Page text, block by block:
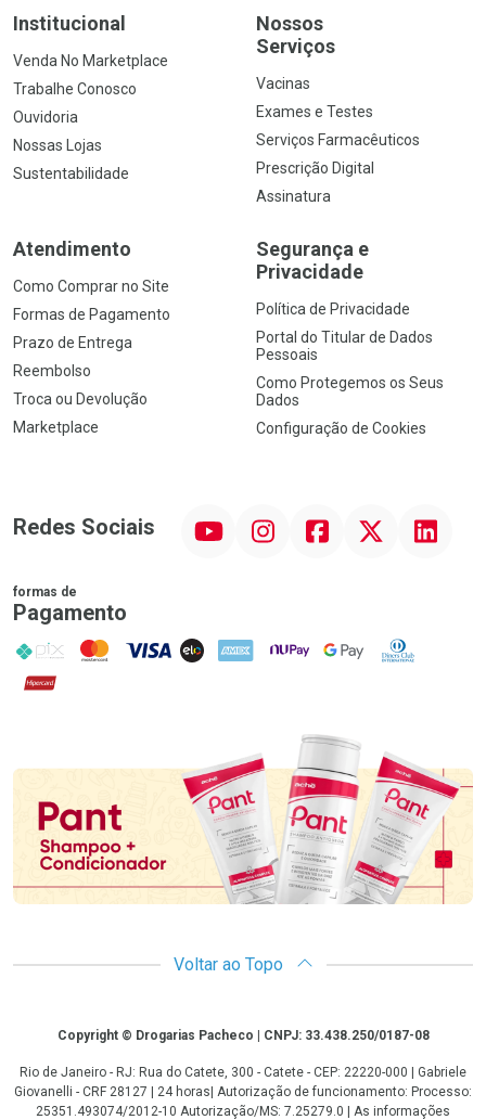
Institucional
Venda No Marketplace
Trabalhe Conosco
Ouvidoria
Nossas Lojas
Sustentabilidade
Nossos
Serviços
Vacinas
Exames e Testes
Serviços Farmacêuticos
Prescrição Digital
Assinatura
Atendimento
Como Comprar no Site
Formas de Pagamento
Prazo de Entrega
Reembolso
Troca ou Devolução
Marketplace
Segurança e
Privacidade
Política de Privacidade
Portal do Titular de Dados
Pessoais
Como Protegemos os Seus
Dados
Configuração de Cookies
Redes Sociais InstagramFacebook Linkedin
formas de
Pagamento
PIX MasterCard
VISA ELO AMEX NuPay Google PayDiners Club
Hipercard
Promoção em Destaque
Voltar ao Topo
CopyrightCopyright © Drogarias Pacheco | CNPJ: 33.438.250/0187-08
Rio de Janeiro - RJ: Rua do Catete, 300 - Catete - CEP: 22220-000 | Gabriele
Giovanelli - CRF 28127 | 24 horas| Autorização de funcionamento: Processo:
25351.493074/2012-10 Autorização/MS: 7.25279.0 | As informações